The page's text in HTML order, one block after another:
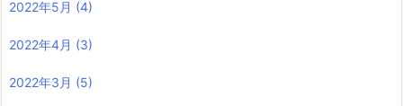
2022年5月 (4)
2022年4月 (3)
2022年3月 (5)